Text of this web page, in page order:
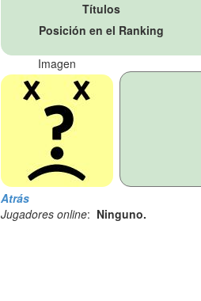
Títulos
Posición en el Ranking
Imagen
Atrás
Jugadores online: Ninguno.